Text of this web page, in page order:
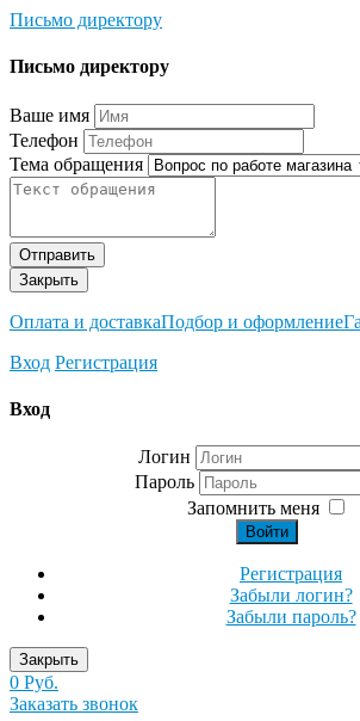
Письмо директору
Письмо директору
Ваше имя
Телефон
Тема обращения
Отправить
Закрыть
Оплата и доставкаПодбор и оформление
Вход Регистрация
Вход
Логин
Пароль
Запомнить меня
Войти
Регистрация
Забыли логин?
Забыли пароль?
Закрыть
0 Руб.
Заказать звонок